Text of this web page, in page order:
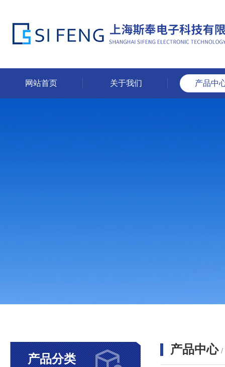
网站首页 关于我们 产品中
产品分类
产品中心 /